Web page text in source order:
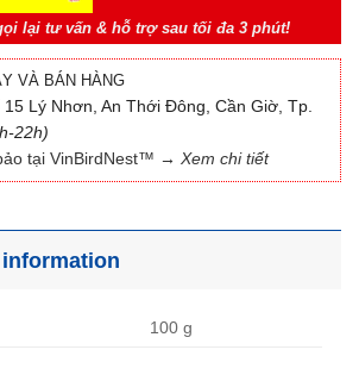
lại tư vấn & hỗ trợ sau tối đa 3 phút!
VÀ BÁN HÀNG
Lý Nhơn, An Thới Đông, Cần Giờ, Tp.
22h)
tại VinBirdNest™ → Xem chi tiết
100 g